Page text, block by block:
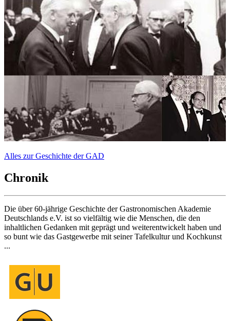
Alles zur Geschichte der GAD
Chronik
Die über 60-jährige Geschichte der Gastronomischen Akademie
Deutschlands e.V. ist so vielfältig wie die Menschen, die den
inhaltlichen Gedanken mit geprägt und weiterentwickelt haben und
so bunt wie das Gastgewerbe mit seiner Tafelkultur und Kochkunst
...